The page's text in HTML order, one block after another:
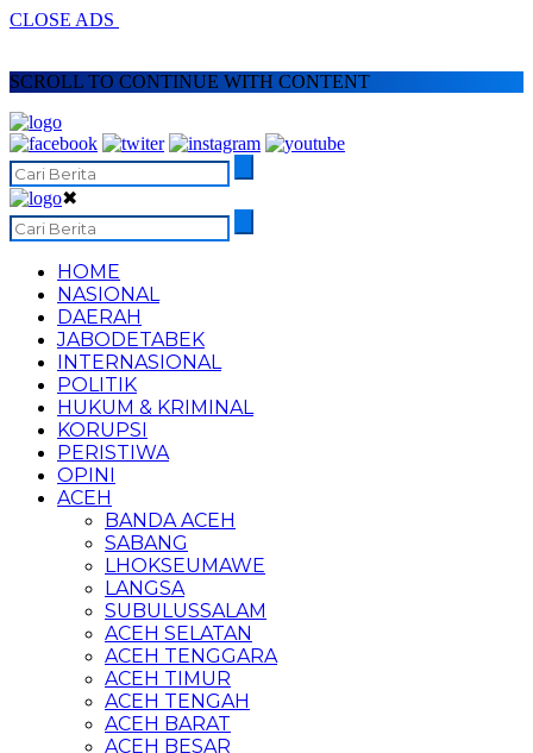
CLOSE ADS
SCROLL TO CONTINUE WITH CONTENT
✖
HOME
NASIONAL
DAERAH
JABODETABEK
INTERNASIONAL
POLITIK
HUKUM & KRIMINAL
KORUPSI
PERISTIWA
OPINI
ACEH
BANDA ACEH
SABANG
LHOKSEUMAWE
LANGSA
SUBULUSSALAM
ACEH SELATAN
ACEH TENGGARA
ACEH TIMUR
ACEH TENGAH
ACEH BARAT
ACEH BESAR